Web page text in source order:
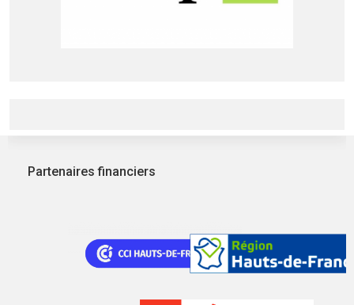
Partenaires financiers